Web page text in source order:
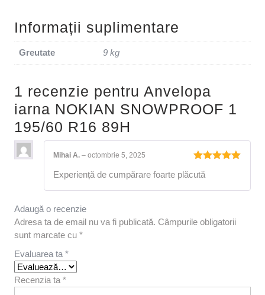
Informații suplimentare
Greutate 9 kg
1 recenzie pentru Anvelopa
iarna NOKIAN SNOWPROOF 1
195/60 R16 89H
5din 5
Mihai A. – octombrie 5, 2025
Experiență de cumpărare foarte plăcută
Adaugă o recenzie
Adresa ta de email nu va fi publicată. Câmpurile obligatorii
sunt marcate cu *
Evaluarea ta *
Recenzia ta *